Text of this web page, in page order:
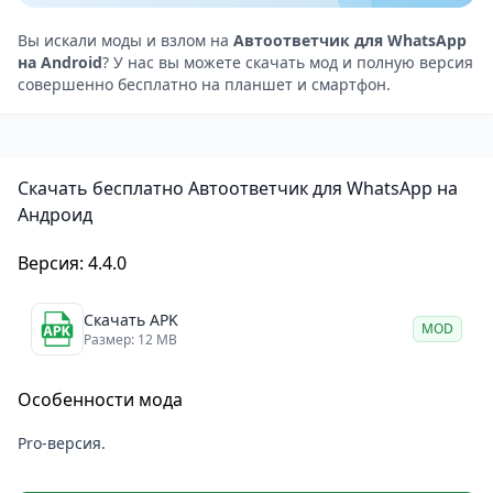
бизнеса — например, когда нужно сообщить
клиенту, что вы в отпуске, или отправить ссылку на
прайс-лист.
Особенности
сообщение содержит слово «цена», бот отправит
определённый текст. Поддерживается создание
нескольких шаблонов, которые активируются в
автоответ может работать только в рабочие часы
или, наоборот, только в выходные.
автоответчика вручную, а также режим «не
беспокоить», при котором все сообщения
Вы искали моды и взлом на Автоответчик для WhatsApp
на Android? У нас вы можете скачать мод и полную версия
совершенно бесплатно на планшет и смартфон.
Скачать бесплатно Автоответчик для WhatsApp на
Андроид
Версия: 4.4.0
Скачать APK
Размер: 12 MB
MOD
Особенности мода
Pro-версия.